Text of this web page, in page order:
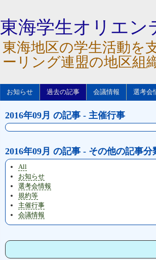
東海学生オリエン
東海地区の学生活動を
ーリング連盟の地区組
お知らせ 過去の記事 会議情報 選考会
2016年09月 の記事 - 主催行事
2016年09月 の記事 - その他の記事分
All
お知らせ
選考会情報
規約等
主催行事
会議情報